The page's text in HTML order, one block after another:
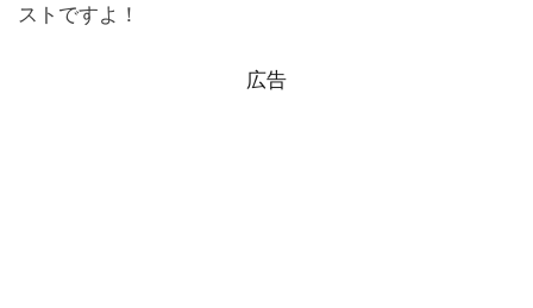
ストですよ！
広告